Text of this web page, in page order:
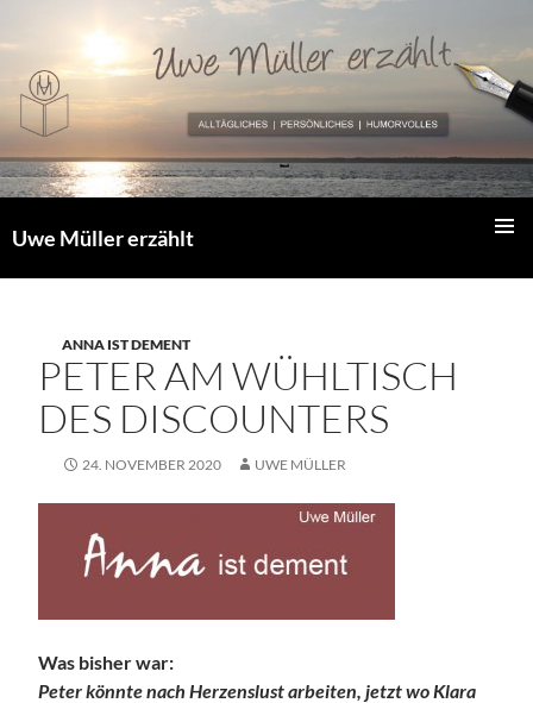
Inhalt
springen
Uwe Müller erzählt
MENÜ
ANNA IST DEMENT
PETER AM WÜHLTISCH
DES DISCOUNTERS
24. NOVEMBER 2020 UWE MÜLLER
Was bisher war:
Peter könnte nach Herzenslust arbeiten, jetzt wo Klara